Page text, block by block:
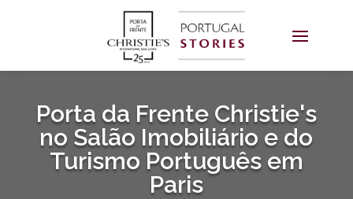
Porta da Frente Christie's
no Salão Imobiliário e do
Turismo Português em
Paris